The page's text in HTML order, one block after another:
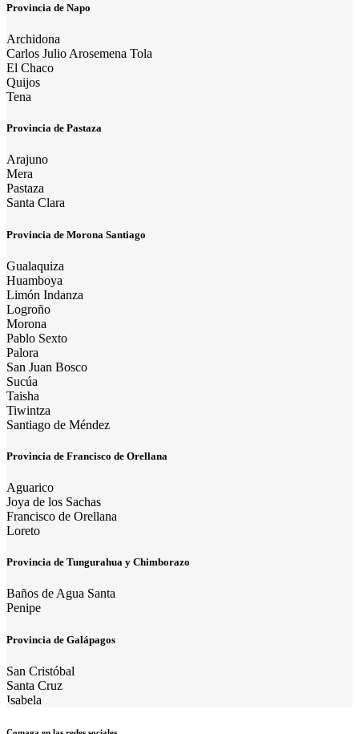
Provincia de Napo
Archidona
Carlos Julio Arosemena Tola
El Chaco
Quijos
Tena
Provincia de Pastaza
Arajuno
Mera
Pastaza
Santa Clara
Provincia de Morona Santiago
Gualaquiza
Huamboya
Limón Indanza
Logroño
Morona
Pablo Sexto
Palora
San Juan Bosco
Sucúa
Taisha
Tiwintza
Santiago de Méndez
Provincia de Francisco de Orellana
Aguarico
Joya de los Sachas
Francisco de Orellana
Loreto
Provincia de Tungurahua y Chimborazo
Baños de Agua Santa
Penipe
Provincia de Galápagos
San Cristóbal
Santa Cruz
Isabela